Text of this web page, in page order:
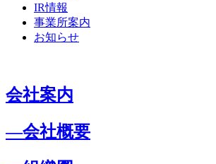
IR情報
事業所案内
お知らせ
会社案内
―会社概要